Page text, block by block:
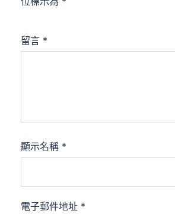
留言 *
顯示名稱 *
電子郵件地址 *